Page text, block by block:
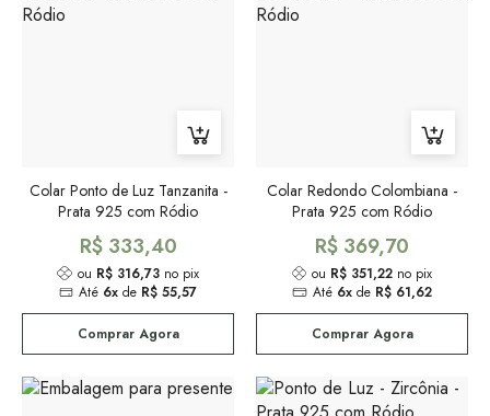
Colar Ponto de Luz Tanzanita -
Prata 925 com Ródio
R$ 333,40
ou R$ 316,73no pix
Até 6x de R$ 55,57
Comprar Agora
Colar Redondo Colombiana -
Prata 925 com Ródio
R$ 369,70
ou R$ 351,22 no pix
Até 6xde R$ 61,62
Comprar Agora